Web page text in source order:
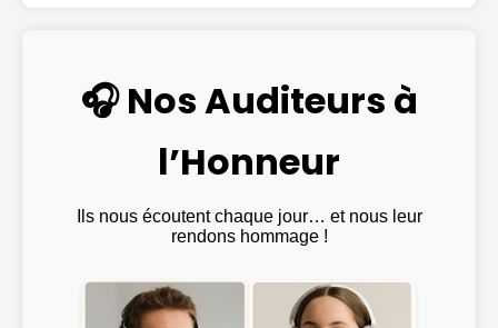
🎧 Nos Auditeurs à
l’Honneur
Ils nous écoutent chaque jour… et nous leur
rendons hommage !